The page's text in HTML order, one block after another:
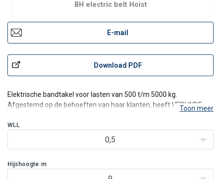
BH electric belt Hoist
E-mail
Download PDF
Elektrische bandtakel voor lasten van 500 t/m 5000 kg.
Afgestemd op de behoeften van haar klanten, heeft VERLINDE
van sectoren, zoals bijvoorbeeld de voedings-industrie,
chemische-industrie en de precisie-industrie. Kortom voor elke
Toon meer
WLL
0,5
Hijshoogte m